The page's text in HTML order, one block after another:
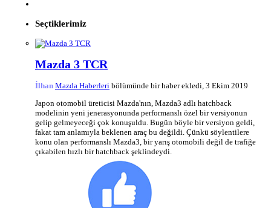
Seçtiklerimiz
Mazda 3 TCR
İlhan Mazda Haberleri bölümünde bir haber ekledi, 3 Ekim 2019
Japon otomobil üreticisi Mazda'nın, Mazda3 adlı hatchback
modelinin yeni jenerasyonunda performanslı özel bir versiyonun
gelip gelmeyeceği çok konuşuldu. Bugün böyle bir versiyon geldi,
fakat tam anlamıyla beklenen araç bu değildi. Çünkü söylentilere
konu olan performanslı Mazda3, bir yarış otomobili değil de trafiğe
çıkabilen hızlı bir hatchback şeklindeydi.